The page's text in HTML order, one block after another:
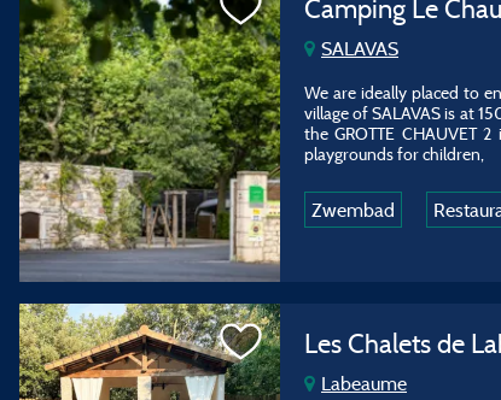
Camping Le
SALAVAS
We are ideally placed to
village of SALAVAS is at
the GROTTE CHAUVET
playgrounds for children,
Zwembad
Les Chalets de
Labeaume